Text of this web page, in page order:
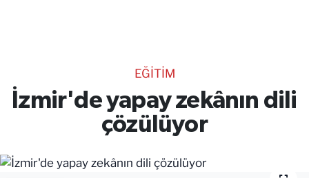
EĞİTİM
İzmir'de yapay zekânın dili
çözülüyor
RESMİ İLANLAR
Gencsesfm Canlı Dinle